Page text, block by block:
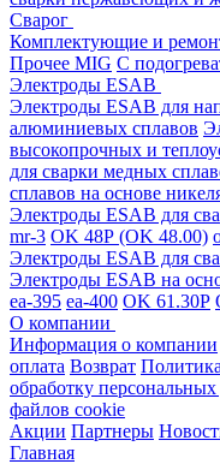
Сварог
Комплектующие и
Прочее MIG С
Электроды ESAB
Электроды ESAB для
алюминиевых сплавов
высокопрочных и
для сварки медных
сплавов на основе
Электроды ESAB для
mr-3 OK 48Р (OK 48.00)
Электроды ESAB для
Электроды ESAB на
ea-395 ea-400 OK 61.30Р
О компании
Информация о компании
оплата Возврат
обработку
файлов cookie
Акции Партнеры
Главная